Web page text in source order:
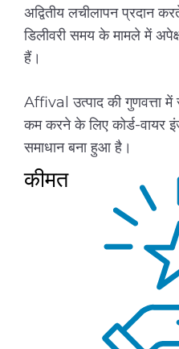
अद्वितीय लचीलापन प्रदान
डिलीवरी समय के मामले में
हैं।
Affival उत्पाद की गुणवत्ता
कम करने के लिए कोर्ड-वायर
समाधान बना हुआ है।
कीमत